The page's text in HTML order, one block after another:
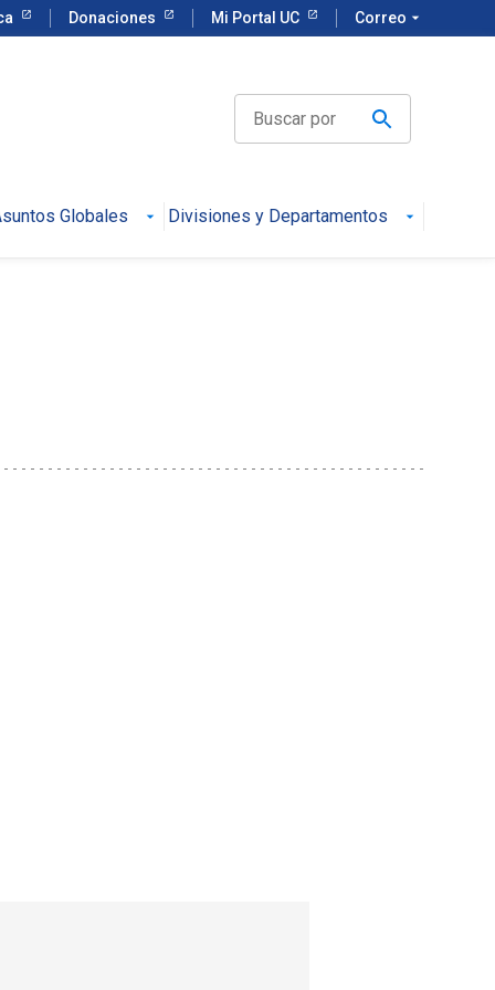
Donaciones Mi Portal UC Correo arrow_drop_down
Globales Divisiones y Departamentos